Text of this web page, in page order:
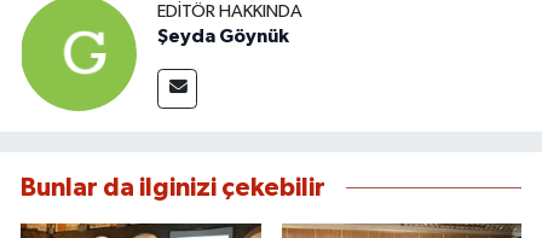
EDITÖR HAKKINDA
Şeyda Göynük
Bunlar da ilginizi çekebilir